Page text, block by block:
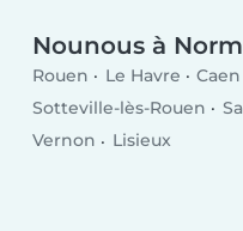
Nounous à
Rouen Le Havre Caen
Sotteville-lès-Rouen
Vernon
Lisieux